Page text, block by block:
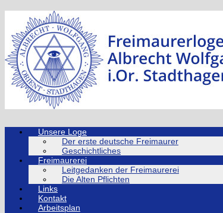
Zum
Inhalt
springen
Unsere Loge
Der erste deutsche Freimaurer
Geschichtliches
Freimaurerei
Leitgedanken der Freimaurerei
Die Alten Pflichten
Links
Kontakt
Arbeitsplan